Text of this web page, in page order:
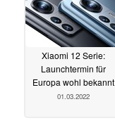
Xiaomi 12 Serie:
Launchtermin für
Europa wohl bekannt
01.03.2022